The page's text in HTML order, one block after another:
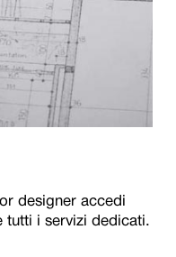
designer accedi
tutti i servizi dedicati.